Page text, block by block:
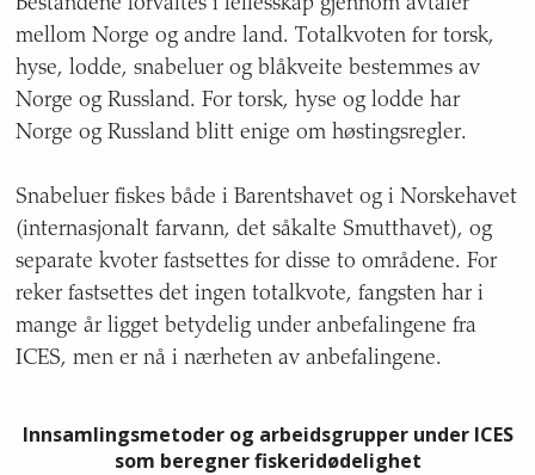
Bestandene forvaltes i fellesskap gjennom avtaler
mellom Norge og andre land. Totalkvoten for torsk,
hyse, lodde, snabeluer og blåkveite bestemmes av
Norge og Russland. For torsk, hyse og lodde har
Norge og Russland blitt enige om høstingsregler.
Snabeluer fiskes både i Barentshavet og i Norskehavet
(internasjonalt farvann, det såkalte Smutthavet), og
separate kvoter fastsettes for disse to områdene. For
reker fastsettes det ingen totalkvote, fangsten har i
mange år ligget betydelig under anbefalingene fra
ICES, men er nå i nærheten av anbefalingene.
Innsamlingsmetoder og arbeidsgrupper under ICES
som beregner fiskeridødelighet